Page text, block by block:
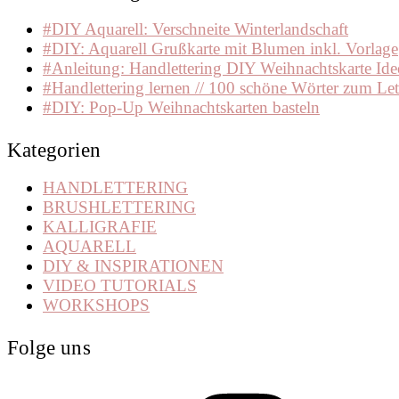
#DIY Aquarell: Verschneite Winterlandschaft
#DIY: Aquarell Grußkarte mit Blumen inkl. Vorlage
#Anleitung: Handlettering DIY Weihnachtskarte
#Handlettering lernen // 100 schöne Wörter zum
#DIY: Pop-Up Weihnachtskarten basteln
Kategorien
HANDLETTERING
BRUSHLETTERING
KALLIGRAFIE
AQUARELL
DIY & INSPIRATIONEN
VIDEO TUTORIALS
WORKSHOPS
Folge uns